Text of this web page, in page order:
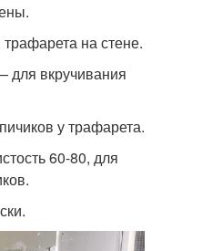
на стене.
для вкручивания
у трафарета.
60-80, для